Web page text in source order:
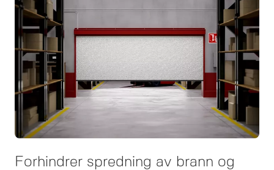
Forhindrer spredning av brann og